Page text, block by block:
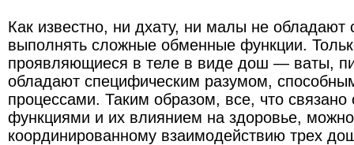
Как известно, ни дхату, ни малы не обладают
выполнять сложные обменные функции.
проявляющиеся в теле в виде дош — ваты,
обладают специфическим разумом,
процессами. Таким образом, все, что
функциями и их влиянием на здоровье, можно
координированному взаимодействию трех